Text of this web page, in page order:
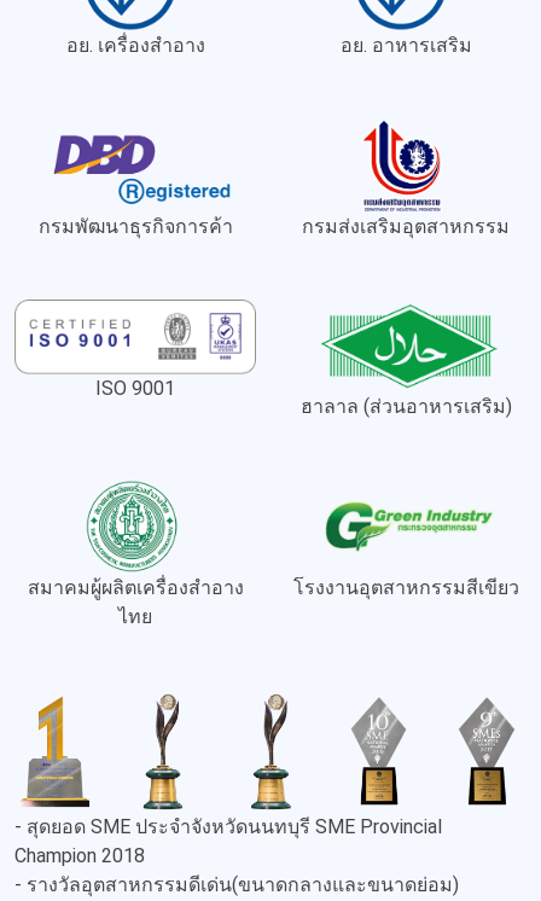
อย. เครื่องสำอาง อย. อาหารเสริม
กรมพัฒนาธุรกิจการค้า กรมส่งเสริมอุตสาหกรรม
ISO 9001
ฮาลาล (ส่วนอาหารเสริม)
สมาคมผู้ผลิตเครื่องสำอาง
ไทย
โรงงานอุตสาหกรรมสีเขียว
- สุดยอด SME ประจำจังหวัดนนทบุรี SME Provincial
Champion 2018
- รางวัลอุตสาหกรรมดีเด่น(ขนาดกลางและขนาดย่อม)